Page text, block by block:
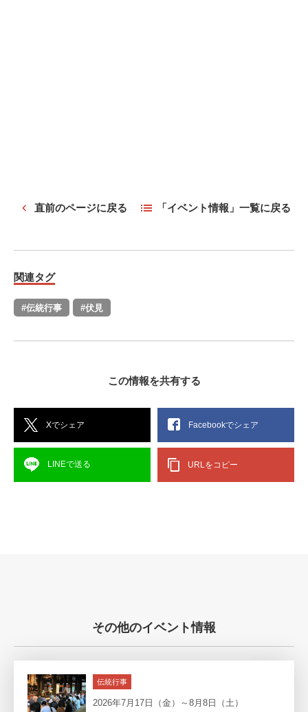
直前のページに戻る 「イベント情報」一覧に戻る
関連タグ
#伝統行事 #伏見
この情報を共有する
Xでシェア Facebookでシェア
LINEで送る URLをコピー
その他のイベント情報
伝統行事
2026年7月17日（金）～8月8日（土）